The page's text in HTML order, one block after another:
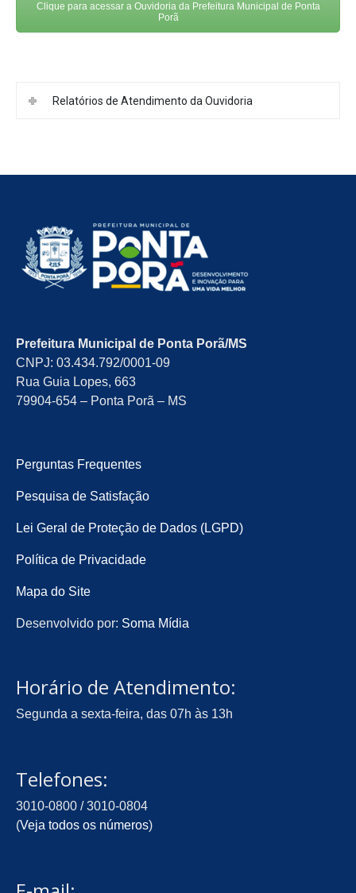
Clique para acessar a Ouvidoria da Prefeitura Municipal de Ponta
Porã
Relatórios de Atendimento da Ouvidoria
Prefeitura Municipal de Ponta Porã/MS
CNPJ: 03.434.792/0001-09
Rua Guia Lopes, 663
79904-654 – Ponta Porã – MS
Perguntas Frequentes
Pesquisa de Satisfação
Lei Geral de Proteção de Dados (LGPD)
Política de Privacidade
Mapa do Site
Desenvolvido por: Soma Mídia
Horário de Atendimento:
Segunda a sexta-feira, das 07h às 13h
Telefones:
3010-0800 / 3010-0804
(Veja todos os números)